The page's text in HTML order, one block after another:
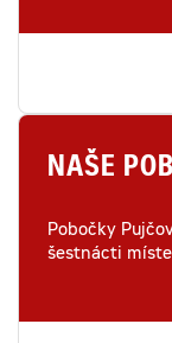
NAŠE
Pobočky
šestnácti